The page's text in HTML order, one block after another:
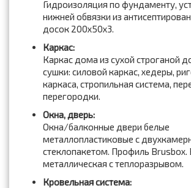
Гидроизоляция по фундаменту,
нижней обвязки из
досок 200x50x3.
Каркас:
Каркас дома из сухой строганой
сушки: силовой каркас, хедеры,
каркаса, стропильная система,
перегородки.
Окна, дверь:
Окна/балконные двери белые
металлопластиковые с
стеклопакетом. Профиль Brusbox.
металлическая с теплоразрывом.
Кровельная система: